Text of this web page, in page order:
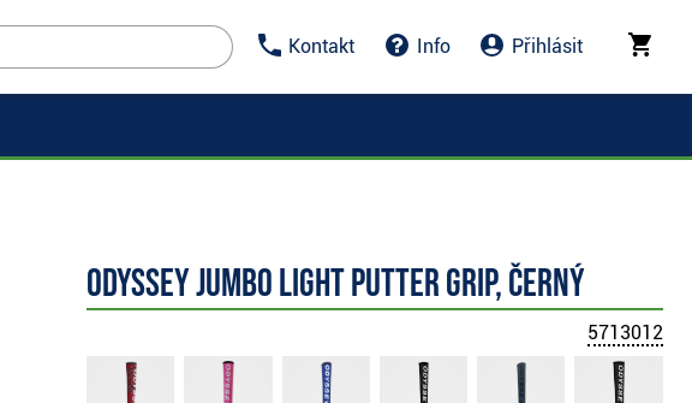
Kontakt Info Přihlásit
Odyssey Jumbo Light putter grip, černý
5713012